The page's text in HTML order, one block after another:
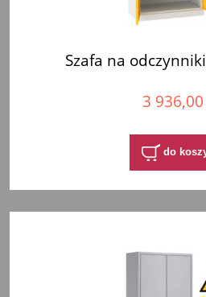
Szafa na
3 936,00
do